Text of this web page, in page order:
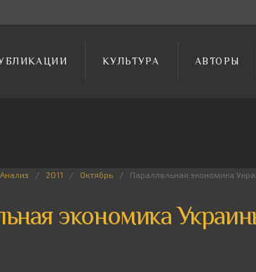
КУЛЬТУРА АВТОРЫ
Анализ 2011 Октябрь Параллельная экономика
экономика